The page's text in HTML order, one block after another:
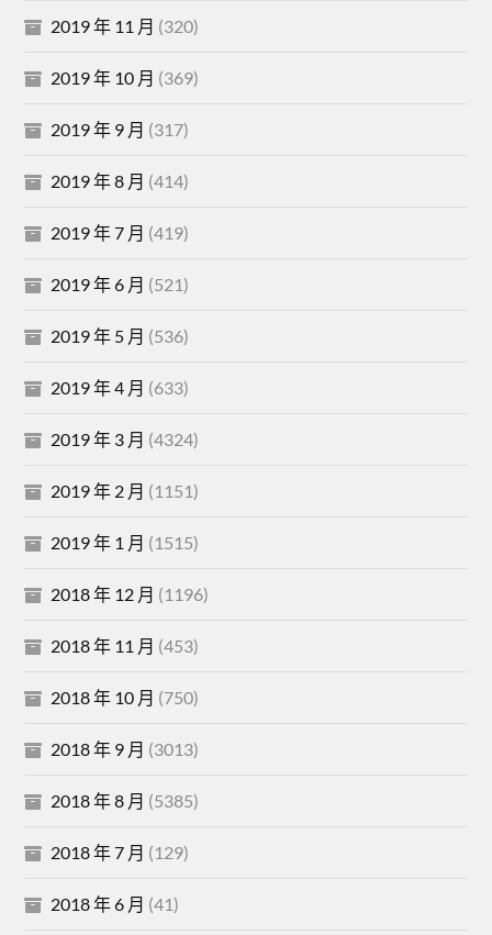
2019 年 11 月 (320)
2019 年 10 月 (369)
2019 年 9 月 (317)
2019 年 8 月 (414)
2019 年 7 月 (419)
2019 年 6 月 (521)
2019 年 5 月 (536)
2019 年 4 月 (633)
2019 年 3 月 (4324)
2019 年 2 月 (1151)
2019 年 1 月 (1515)
2018 年 12 月 (1196)
2018 年 11 月 (453)
2018 年 10 月 (750)
2018 年 9 月 (3013)
2018 年 8 月 (5385)
2018 年 7 月 (129)
2018 年 6 月 (41)